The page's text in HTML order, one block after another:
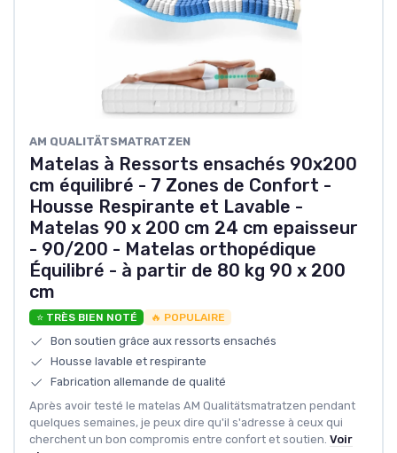
‎AM QUALITÄTSMATRATZEN
Matelas à Ressorts ensachés 90x200
cm équilibré - 7 Zones de Confort -
Housse Respirante et Lavable -
Matelas 90 x 200 cm 24 cm epaisseur
- 90/200 - Matelas orthopédique
Équilibré - à partir de 80 kg 90 x 200
cm
⭐ TRÈS BIEN NOTÉ 🔥 POPULAIRE
Bon soutien grâce aux ressorts ensachés
Housse lavable et respirante
Fabrication allemande de qualité
Après avoir testé le matelas AM Qualitätsmatratzen pendant
quelques semaines, je peux dire qu'il s'adresse à ceux qui
cherchent un bon compromis entre confort et soutien. Voir